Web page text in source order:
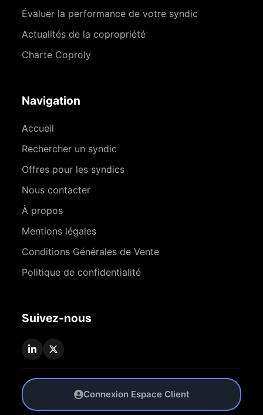
Évaluer la performance de votre syndic
Actualités de la copropriété
Charte Coproly
Navigation
Accueil
Rechercher un syndic
Offres pour les syndics
Nous contacter
À propos
Mentions légales
Conditions Générales de Vente
Politique de confidentialité
Suivez-nous
Connexion Espace Client